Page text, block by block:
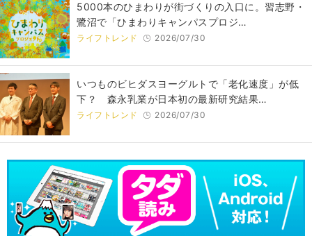
5000本のひまわりが街づくりの入口に。習志野・
鷺沼で「ひまわりキャンパスプロジ…
ライフトレンド 2026/07/30
いつものビヒダスヨーグルトで「老化速度」が低
下？ 森永乳業が日本初の最新研究結果…
ライフトレンド 2026/07/30